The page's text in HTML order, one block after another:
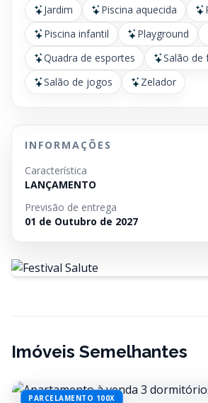
Jardim
Piscina aquecida
Piscina infantil
Playground
Quadra de esportes
Salão de
Salão de jogos
Zelador
INFORMAÇÕES
Característica
LANÇAMENTO
Previsão de entrega
01 de Outubro de 2027
Imóveis Semelhantes
PARCELAMENTO 100X